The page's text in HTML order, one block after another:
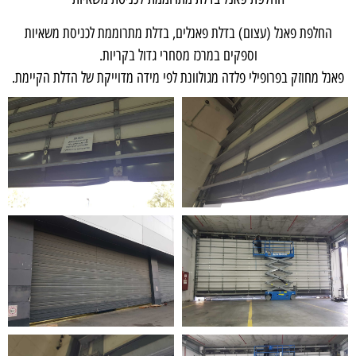
החלפת פאנל (עצום) בדלת פאנלים, בדלת מתרוממת לכניסת משאיות
וספקים במרכז מסחרי גדול בקריות.
פאנל מחוזק בפרופילי פלדה מגולוונת לפי מידה מדוייקת של הדלת הקיימת.